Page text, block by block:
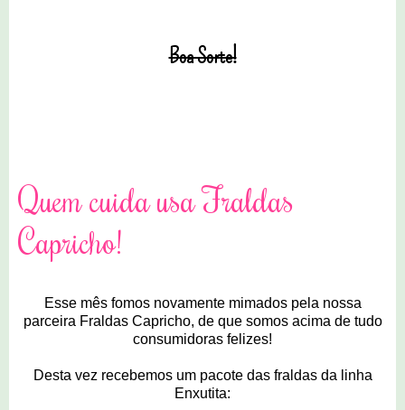
Boa Sorte!
Quem cuida usa Fraldas
Capricho!
Esse mês fomos novamente mimados pela nossa
parceira Fraldas Capricho, de que somos acima de tudo
consumidoras felizes!
Desta vez recebemos um pacote das fraldas da linha
Enxutita: